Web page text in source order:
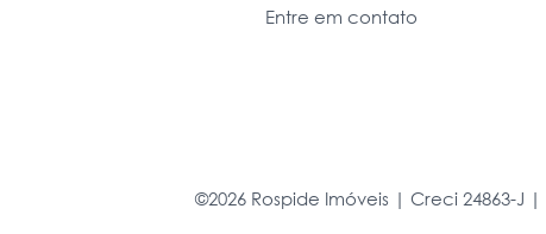
Entre em contato
©2026 Rospide Imóveis | Creci 24863-J |